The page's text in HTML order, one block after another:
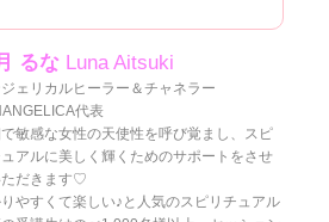
るな Luna Aitsuki
ジェリカルヒーラー＆チャネラー
代表
敏感な女性の天使性を呼び覚まし、スピ
ュアルに美しく輝くためのサポートをさせ
ただきます♡
やすくて楽しい♪と人気のスピリチュアル